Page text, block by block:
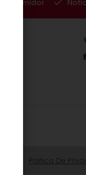
Política De